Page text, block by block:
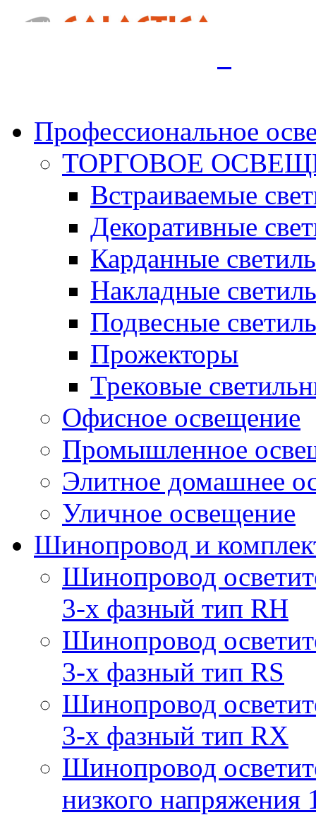
Профессиональное
ТОРГОВОЕ
Встраиваемые
Декоративные
Карданные
Накладные
Подвесные
Прожекторы
Трековые
Офисное освещение
Промышленное
Элитное домашнее
Уличное освещение
Шинопровод и
Шинопровод
3-х фазный тип RH
Шинопровод
3-х фазный тип RS
Шинопровод
3-х фазный тип RX
Шинопровод
низкого напряжения